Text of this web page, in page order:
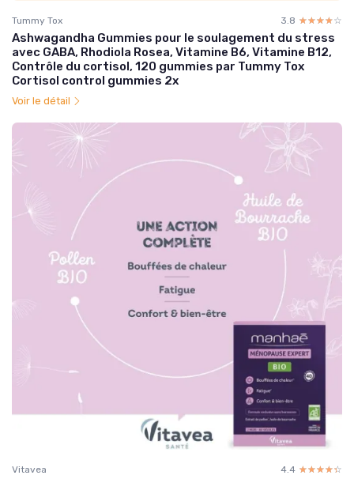
Tummy Tox 3.8 ☆☆☆☆☆
★★★★★
Ashwagandha Gummies pour le soulagement du stress
avec GABA, Rhodiola Rosea, Vitamine B6, Vitamine B12,
Contrôle du cortisol, 120 gummies par Tummy Tox
Cortisol control gummies 2x
Voir le détail
Vitavea 4.4 ☆☆☆☆☆
★★★★★